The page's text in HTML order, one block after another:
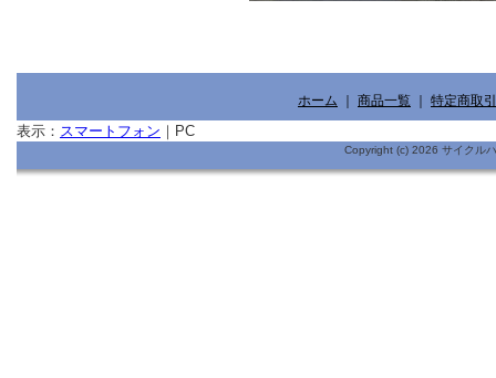
ホーム ｜ 商品一覧 ｜ 特定商取
表示： スマートフォン ｜ PC
Copyright (c) 2026 サイクル